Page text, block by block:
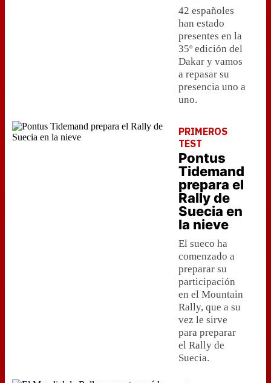
42 españoles
han estado
presentes en la
35º edición del
Dakar y vamos
a repasar su
presencia uno a
uno.
PRIMEROS
TEST
Pontus
Tidemand
prepara el
Rally de
Suecia en
la nieve
El sueco ha
comenzado a
preparar su
participación
en el Mountain
Rally, que a su
vez le sirve
para preparar
el Rally de
Suecia.